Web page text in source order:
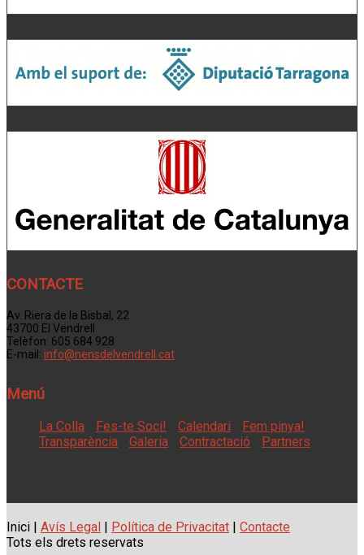
CONTACTE
Av. Riera de la Bisbal, 22
43700 El Vendrell
Telèfon: 605 684 928
E-mail: info@nensdelvendrell.cat
Menú
La Colla Fes-te Soci! Calendari
Fem pinya!
Transparència
Galeria Contractació Partners
Inici | Avís Legal | Política de Privacitat | Contacte
Tots els drets reservats